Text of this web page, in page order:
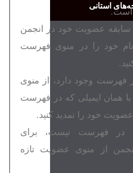
استانی
است.
سابقه عضویت خود در انجمن
نام خود را در منوی فهرست
فهرست وجود دارد، از منوی
همان ایمیلی که در فهرست
خود را تمدید کنید.
در فهرست نيست، برای
از منوی عضویت تازه